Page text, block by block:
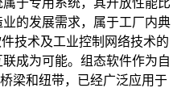
于专用系统，其开放性能比
的发展需求，属于工厂内典
技术及工业控制网络技术的
成为可能。组态软件作为自
梁和纽带，已经广泛应用于